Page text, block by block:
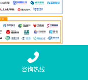
咨询热线